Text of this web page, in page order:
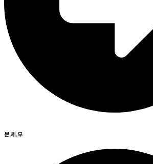
문.체.부